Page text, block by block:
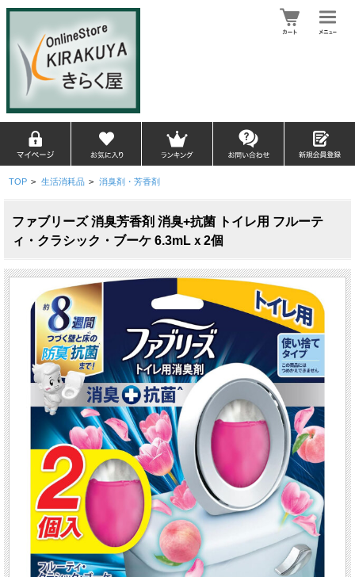
TOP > 生活消耗品 > 消臭剤・芳香剤
ファブリーズ 消臭芳香剤 消臭+抗菌 トイレ用 フルーテ
ィ・クラシック・ブーケ 6.3mLｘ2個